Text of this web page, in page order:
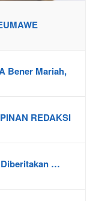
Bener Mariah,
REDAKSI
Diberitakan …